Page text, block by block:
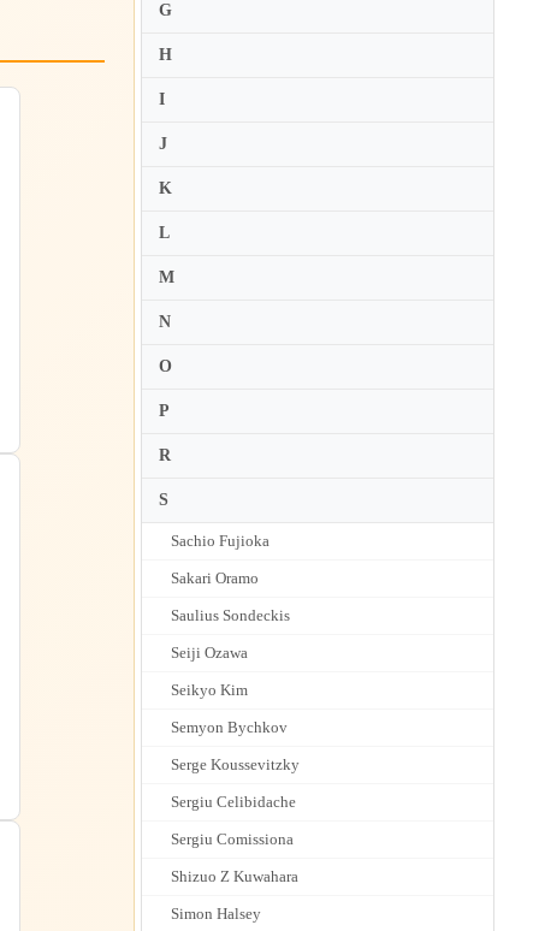
G
H
I
J
K
L
M
N
O
P
R
S
Sachio Fujioka
Sakari Oramo
Saulius Sondeckis
Seiji Ozawa
Seikyo Kim
Semyon Bychkov
Serge Koussevitzky
Sergiu Celibidache
Sergiu Comissiona
Shizuo Z Kuwahara
Simon Halsey